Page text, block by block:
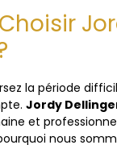
la période
Jordy
et
nous